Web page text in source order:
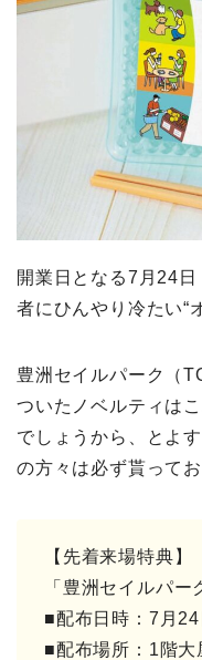
開業日となる7月24
者にひんやり冷たい“
豊洲セイルパーク（
ついたノベルティは
でしょうから、とよ
の方々は必ず貰って
【先着来場特典】
「豊洲セイルパー
■配布日時：7月
■配布場所：1階大